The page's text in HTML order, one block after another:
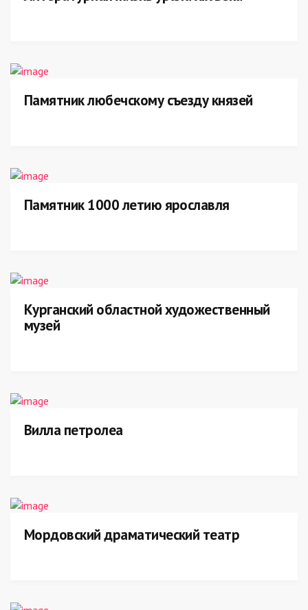
Памятник любечскому съезду князей
Памятник 1000 летию ярославля
Курганский областной художественный
музей
Вилла петролеа
Мордовский драматический театр